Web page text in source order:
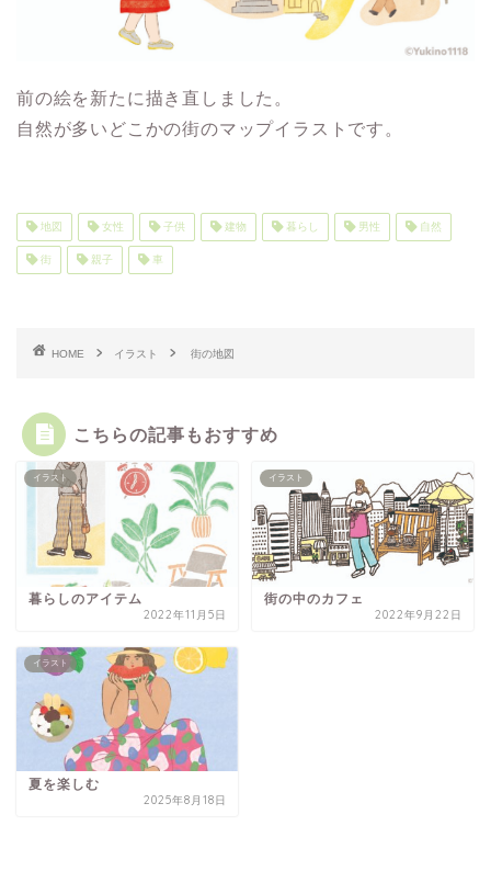
前の絵を新たに描き直しました。
自然が多いどこかの街のマップイラストです。
地図 女性 子供 建物 暮らし 男性 自然
街 親子 車
HOME イラスト 街の地図
こちらの記事もおすすめ
イラスト
暮らしのアイテム
2022年11月5日
イラスト
街の中のカフェ
2022年9月22日
イラスト
夏を楽しむ
2025年8月18日